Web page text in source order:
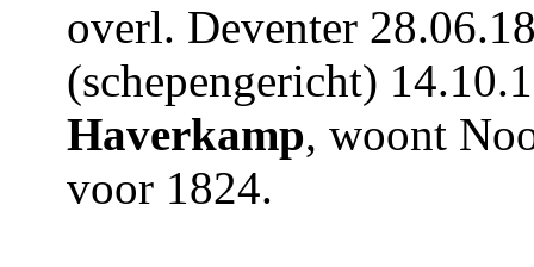
overl. Deventer
(schepengericht)
Haverkamp, woont
voor 1824.